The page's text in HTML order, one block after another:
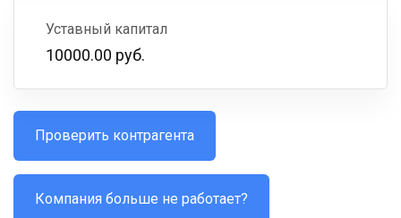
Уставный капитал
10000.00 руб.
Проверить контрагента
Компания больше не работает?